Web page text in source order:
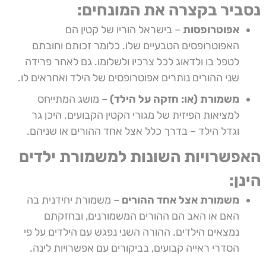
נסביר בקצרה את המונחים:
אפוטרופסות– בישראל הוריו של קטין הם
האפוטרופסים הטבעיים שלו. כלומר זכותם וחובתם
לטפל בו ולדאוג לכל צרכיו ולשלומו. גם לאחר פרידה
שני ההורים נותרים אפוטרופסים של הילד ואחראים לו.
משמורת (או: חזקה על הילד)– מושג המתייחס
למציאות הפיזית של מגורי הקטין הקבועים. היכן גר
וגדל הילד – בדרך כלל אצל אחד ההורים או שניהם.
האפשרויות השונות למשמורת ילדים
הינן:
משמורת אצל אחד ההורים – משמורת יחידנית בה
האם או האב הם ההורים המשמורנים, ובחזקתם
נמצאים הילדים. ההורה השני נפגש עם הילדים על פי
הסדרי ראייה קבועים, בביקורים עם אפשרויות לינה.